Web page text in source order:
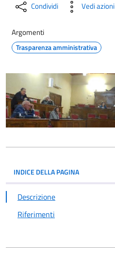
Condividi Vedi azioni
Argomenti
Trasparenza amministrativa
INDICE DELLA PAGINA
Descrizione
Riferimenti